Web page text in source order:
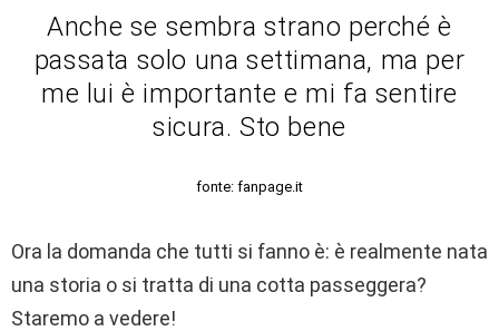
Anche se sembra strano perché è
passata solo una settimana, ma per
me lui è importante e mi fa sentire
sicura. Sto bene
fonte: fanpage.it
Ora la domanda che tutti si fanno è: è realmente nata
una storia o si tratta di una cotta passeggera?
Staremo a vedere!